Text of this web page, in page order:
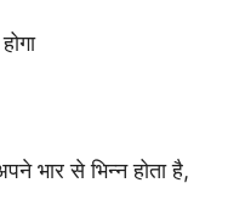
भार से भिन्न होता है,